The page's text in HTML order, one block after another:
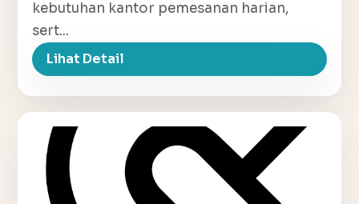
kebutuhan kantor pemesanan harian,
sert...
Lihat Detail